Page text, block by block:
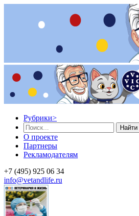
Рубрики>
Найти
О проекте
Партнеры
Рекламодателям
+7 (495) 925 06 34
info@vetandlife.ru